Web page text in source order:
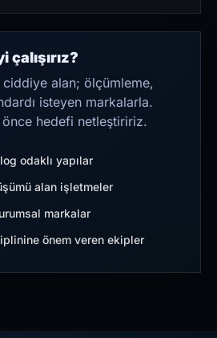
alan; ölçümleme,
isteyen markalarla.
hedefi netleştiririz.
odaklı yapılar
alan işletmeler
markalar
önem veren ekipler